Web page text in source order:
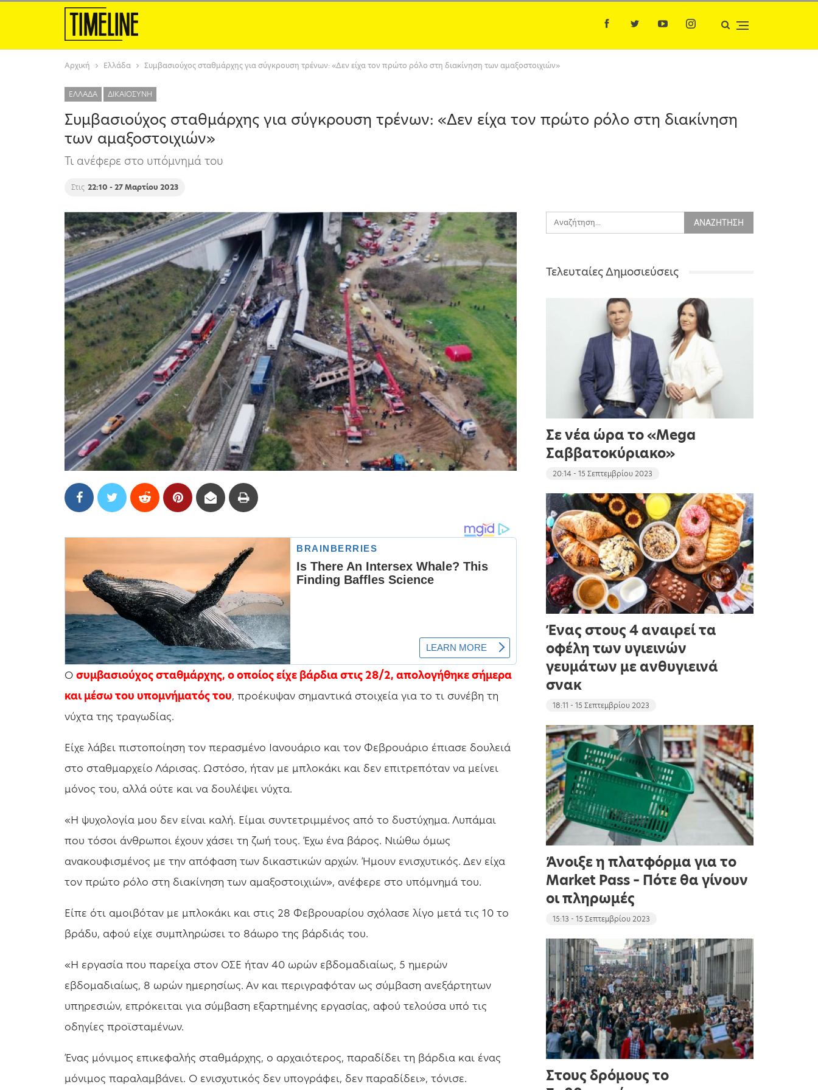
Αρχική Ελλάδα Συμβασιούχος σταθμάρχης για σύγκρουση τρένων: «Δεν είχα τον πρώτο ρόλο στη διακίνηση των αμαξοστοιχιών»
ΕΛΛΆΔΑ ΔΙΚΑΙΟΣΎΝΗ
Συμβασιούχος σταθμάρχης για σύγκρουση τρένων: «Δεν είχα τον πρώτο ρόλο στη διακίνηση
των αμαξοστοιχιών»
Τι ανέφερε στο υπόμνημά του
Στις 22:10 - 27 Μαρτίου 2023
O συμβασιούχος σταθμάρχης, ο οποίος είχε βάρδια στις 28/2, απολογήθηκε σήμερα
και μέσω του υπομνήματός του, προέκυψαν σημαντικά στοιχεία για το τι συνέβη τη
νύχτα της τραγωδίας.
Είχε λάβει πιστοποίηση τον περασμένο Ιανουάριο και τον Φεβρουάριο έπιασε δουλειά
στο σταθμαρχείο Λάρισας. Ωστόσο, ήταν με μπλοκάκι και δεν επιτρεπόταν να μείνει
μόνος του, αλλά ούτε και να δουλέψει νύχτα.
«Η ψυχολογία μου δεν είναι καλή. Είμαι συντετριμμένος από το δυστύχημα. Λυπάμαι
που τόσοι άνθρωποι έχουν χάσει τη ζωή τους. Έχω ένα βάρος. Νιώθω όμως
ανακουφισμένος με την απόφαση των δικαστικών αρχών. Ήμουν ενισχυτικός. Δεν είχα
τον πρώτο ρόλο στη διακίνηση των αμαξοστοιχιών», ανέφερε στο υπόμνημά του.
Είπε ότι αμοιβόταν με μπλοκάκι και στις 28 Φεβρουαρίου σχόλασε λίγο μετά τις 10 το
βράδυ, αφού είχε συμπληρώσει το 8άωρο της βάρδιάς του.
«Η εργασία που παρείχα στον ΟΣΕ ήταν 40 ωρών εβδομαδιαίως, 5 ημερών
εβδομαδιαίως, 8 ωρών ημερησίως. Αν και περιγραφόταν ως σύμβαση ανεξάρτητων
υπηρεσιών, επρόκειται για σύμβαση εξαρτημένης εργασίας, αφού τελούσα υπό τις
οδηγίες προϊσταμένων.
Ένας μόνιμος επικεφαλής σταθμάρχης, ο αρχαιότερος, παραδίδει τη βάρδια και ένας
μόνιμος παραλαμβάνει. Ο ενισχυτικός δεν υπογράφει, δεν παραδίδει», τόνισε.
Τελευταίες Δημοσιεύσεις
Σε νέα ώρα το «Mega
Σαββατοκύριακο»
20:14 - 15 Σεπτεμβρίου 2023
Ένας στους 4 αναιρεί τα
οφέλη των υγιεινών
γευμάτων με ανθυγιεινά
σνακ
18:11 - 15 Σεπτεμβρίου 2023
Άνοιξε η πλατφόρμα για το
Market Pass – Πότε θα γίνουν
οι πληρωμές
15:13 - 15 Σεπτεμβρίου 2023
Στους δρόμους το